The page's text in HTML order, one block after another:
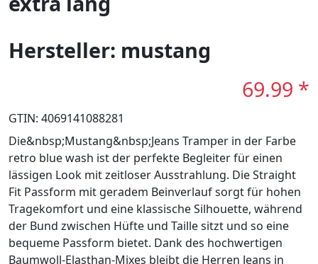
Hersteller: mustang
69.99 *
GTIN: 4069141088281
Die&nbsp;Mustang&nbsp;Jeans Tramper in der Farbe
retro blue wash ist der perfekte Begleiter für einen
lässigen Look mit zeitloser Ausstrahlung. Die Straight
Fit Passform mit geradem Beinverlauf sorgt für hohen
Tragekomfort und eine klassische Silhouette, während
der Bund zwischen Hüfte und Taille sitzt und so eine
bequeme Passform bietet. Dank des hochwertigen
Baumwoll-Elasthan-Mixes bleibt die Herren Jeans in